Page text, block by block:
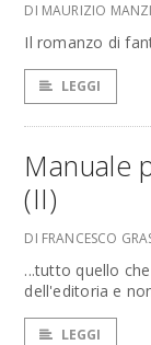
DI MAURIZIO
Il romanzo di
LEGGI
Manuale
(II)
DI FRANCESCO
...tutto quello
dell'editoria e
LEGGI